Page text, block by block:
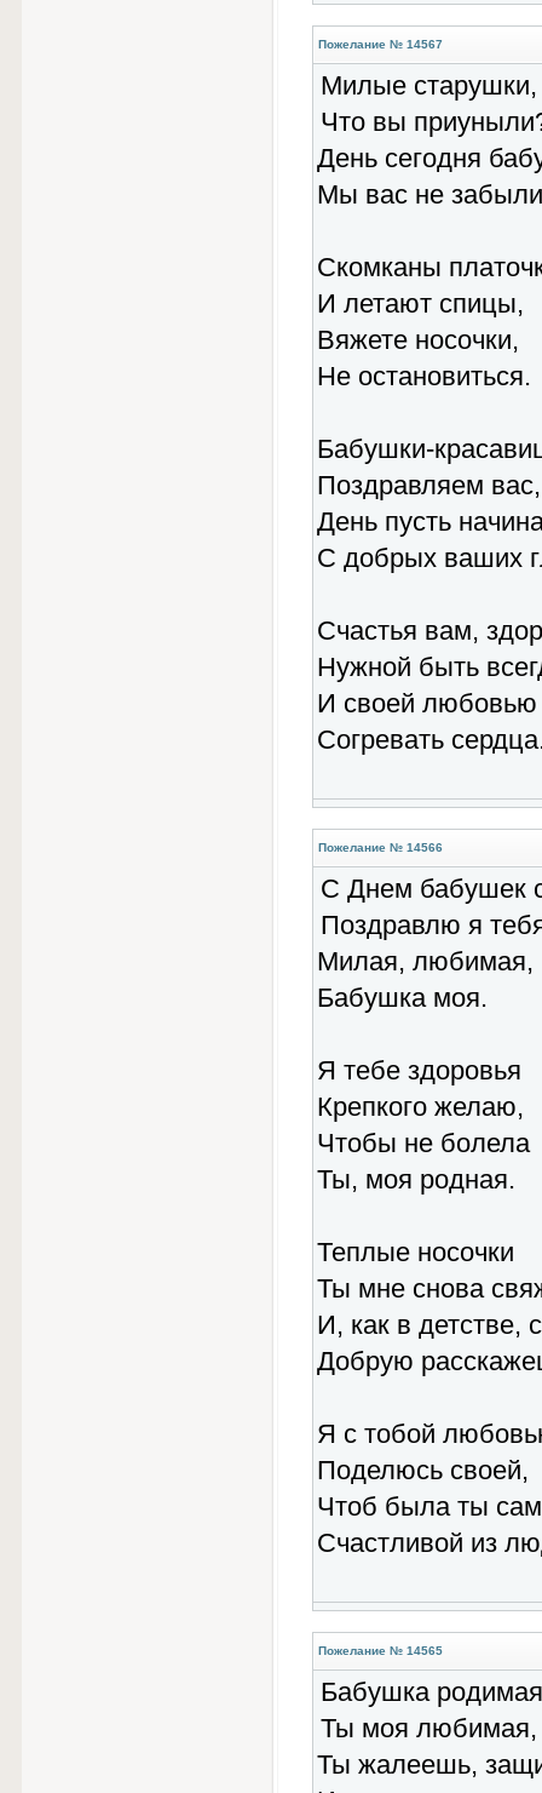
Пожелание № 14567
Милые старушки,
Что вы
День сегодня
Мы вас не
Скомканы
И летают спицы,
Вяжете носочки,
Не остановиться.
Бабушки-
Поздравляем вас,
День пусть
С добрых ваших
Счастья вам,
Нужной быть
И своей любовью
Согревать
Пожелание № 14566
С Днем бабушек
Поздравлю я
Милая, любимая,
Бабушка моя.
Я тебе здоровья
Крепкого желаю,
Чтобы не болела
Ты, моя родная.
Теплые носочки
Ты мне снова
И, как в детстве,
Добрую
Я с тобой
Поделюсь своей,
Чтоб была ты
Счастливой из
Пожелание № 14565
Бабушка
Ты моя любимая,
Ты жалеешь,